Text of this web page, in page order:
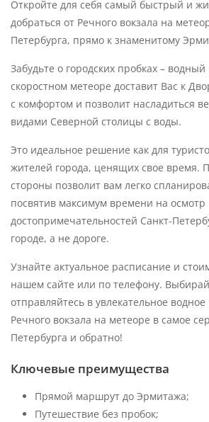
Откройте для себя самый быстрый и
добраться от Речного вокзала на
Петербурга, прямо к знаменитому
Забудьте о городских пробках –
скоростном метеоре доставит Вас к
с комфортом и позволит насладиться
видами Северной столицы с воды.
Это идеальное решение как для
жителей города, ценящих свое время.
стороны позволит вам легко
посвятив максимум времени на осмотр
достопримечательностей Санкт-
городе, а не дороге.
Узнайте актуальное расписание и
нашем сайте или по телефону.
отправляйтесь в увлекательное
Речного вокзала на метеоре в самое
Петербурга и обратно!
Ключевые преимущества
Прямой маршрут до Эрмитажа;
Путешествие без пробок;